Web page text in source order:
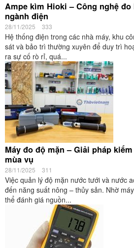
Ampe kìm Hioki – Công nghệ
ngành điện
28/11/2025 333
Hệ thống điện trong các nhà máy, khu
sát và bảo trì thường xuyên để duy trì
ra sự cố rò rỉ, quá...
Máy đo độ mặn – Giải pháp
mùa vụ
28/11/2025 311
Việc quản lý độ mặn nước tưới và nước
đến năng suất nông – thủy sản. Nhờ
thể đánh giá nguồn...